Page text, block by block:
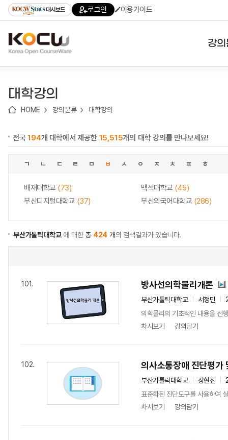
기
기
기
content)
가
대시보드 로그인 이용가이드
강
대학강의
HOME 강의분류 대학강의
전국194개 대학에서 제공한 15,515개의 대학 강의를 만나보세요!
ㄱ ㄴ ㄷ ㄹ ㅁ ㅂ ㅅ ㅇ ㅈ ㅊ ㅍ ㅎ
배재대학교 (73) 백석대학교 (45)
부산디지털대학교 (37) 부산외국어대학교 (286)
부산가톨릭대학교에 대한총 424 개의 검색결과가 있습니다.
101. 방사선의학물리개론
부산가톨릭대학교 서정민
의학물리의 기초적인 내용을 선
차시보기
강의담기
102. 의사소통장애 진단평가
부산가톨릭대학교 장현진
표준화된 진단도구를 사용하여
차시보기
강의담기